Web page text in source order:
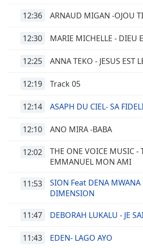
12:36 ARNAUD MIGAN -OJOU
12:30 MARIE MICHELLE - DIEU
12:25 ANNA TEKO - JESUS EST
12:19 Track 05
12:14 ASAPH DU CIEL- SA
12:10 ANO MIRA -BABA
12:02
THE ONE VOICE MUSIC -
EMMANUEL MON AMI
11:53
SION Feat DENA MWANA
DIMENSION
11:47 DEBORAH LUKALU - JE
11:43 EDEN- LAGO AYO